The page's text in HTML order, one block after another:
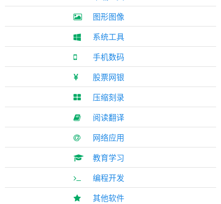
图形图像
系统工具
手机数码
股票网银
压缩刻录
阅读翻译
网络应用
教育学习
编程开发
其他软件